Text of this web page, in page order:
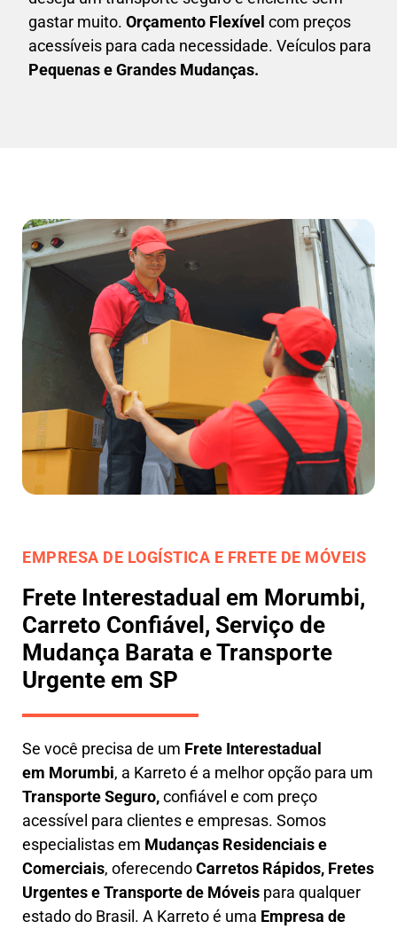
gastar muito. Orçamento Flexível com preços
acessíveis para cada necessidade. Veículos para
Pequenas e Grandes Mudanças.
EMPRESA DE LOGÍSTICA E FRETE DE MÓVEIS
Frete Interestadual em Morumbi,
Carreto Confiável, Serviço de
Mudança Barata e Transporte
Urgente em SP
Se você precisa de um Frete Interestadual
em Morumbi, a Karreto é a melhor opção para um
Transporte Seguro,confiável e com preço
acessível para clientes e empresas. Somos
especialistas em Mudanças Residenciais e
Comerciais, oferecendoCarretos Rápidos, Fretes
Urgentes e Transporte de Móveis para qualquer
estado do Brasil. A Karretoé uma Empresa de